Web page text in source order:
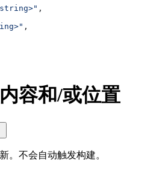
,
,
容和/或位置
。不会自动触发构建。